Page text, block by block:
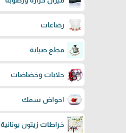
رضاعات
قطع صيانة
حلابات وخضاضات
احواض سمك
خراطات زيتون يونانية